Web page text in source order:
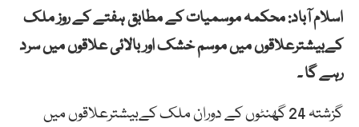
اسلام آباد: محکمہ موسمیات کے مطابق ہفتے کے روز ملک
کےبیشترعلاقوں میں موسم خشک اور بالائی علاقوں میں سرد
رہے گا ۔
گزشتہ 24 گھنٹوں کے دوران ملک کےبیشترعلاقوں میں